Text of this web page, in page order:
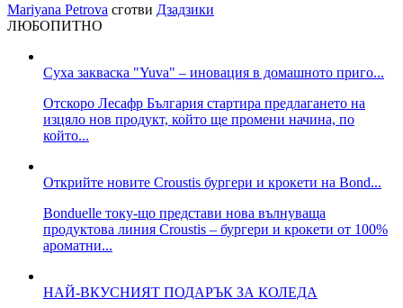
Mariyana Petrova сготви Дзадзики
ЛЮБОПИТНО
Суха закваска "Yuva" – иновация в домашното приго...
Отскоро Лесафр България стартира предлагането на
изцяло нов продукт, който ще промени начина, по
който...
Открийте новите Croustis бургери и крокети на Bond...
Bonduelle току-що представи нова вълнуваща
продуктова линия Croustis – бургери и крокети от 100%
ароматни...
НАЙ-ВКУСНИЯТ ПОДАРЪК ЗА КОЛЕДА